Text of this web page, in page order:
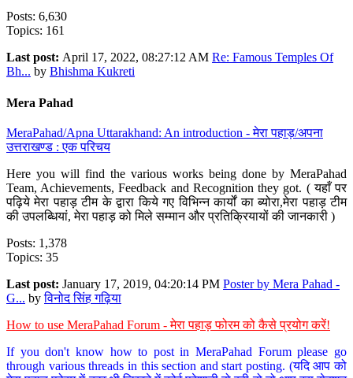
Posts: 6,630
Topics: 161
Last post: April 17, 2022, 08:27:12 AM Re: Famous Temples Of
Bh... by Bhishma Kukreti
Mera Pahad
MeraPahad/Apna Uttarakhand: An introduction - मेरा पहाड़/अपना
उत्तराखण्ड : एक परिचय
Here you will find the various works being done by MeraPahad
Team, Achievements, Feedback and Recognition they got. ( यहाँ पर
पढ़िये मेरा पहाड़ टीम के द्वारा किये गए विभिन्न कार्यों का ब्योरा,मेरा पहाड़ टीम
की उपलब्धियां, मेरा पहाड़ को मिले सम्मान और प्रतिक्रियायों की जानकारी )
Posts: 1,378
Topics: 35
Last post: January 17, 2019, 04:20:14 PM Poster by Mera Pahad -
G... byविनोद सिंह गढ़िया
How to use MeraPahad Forum - मेरा पहाड़ फोरम को कैसे प्रयोग करें!
If you don't know how to post in MeraPahad Forum please go
through various threads in this section and start posting. (यदि आप को